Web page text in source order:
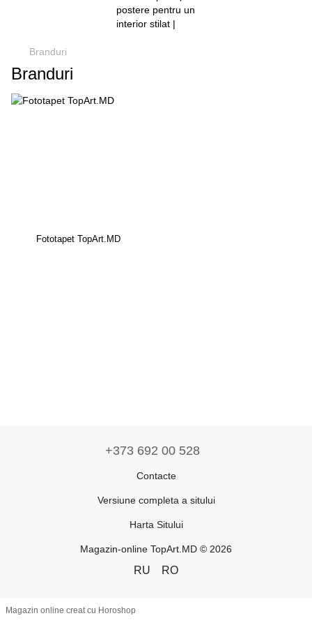
Branduri
Branduri
Fototapet TopArt.MD
+373 692 00 528
Contacte
Versiune completa a sitului
Harta Sitului
Magazin-online TopArt.MD © 2026
RU RO
Magazin online creat cu Horoshop